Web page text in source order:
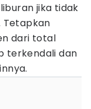
jika tidak
Tetapkan
dari total
terkendali dan